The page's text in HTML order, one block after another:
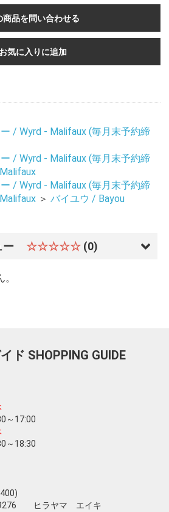
商品を問い合わせる
ける カートへ進む
お気に入りに追加
/ Wyrd - Malifaux (毎月末予約締
/ Wyrd - Malifaux (毎月末予約締
/ Wyrd - Malifaux (毎月末予約締
＞ バイユウ / Bayou
ー ☆☆☆☆☆ (0)
ド SHOPPING GUIDE
～17:00
～18:30
400)
ヒラヤマ エイキ